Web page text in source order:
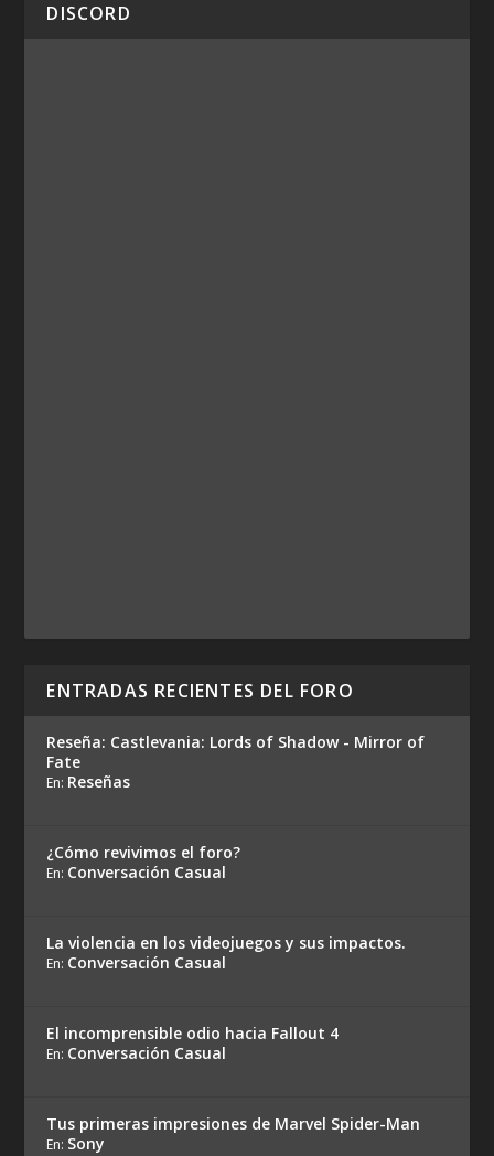
DISCORD
ENTRADAS RECIENTES DEL FORO
Reseña: Castlevania: Lords of Shadow - Mirror of
Fate
En: Reseñas
¿Cómo revivimos el foro?
En: Conversación Casual
La violencia en los videojuegos y sus impactos.
En: Conversación Casual
El incomprensible odio hacia Fallout 4
En: Conversación Casual
Tus primeras impresiones de Marvel Spider-Man
En: Sony